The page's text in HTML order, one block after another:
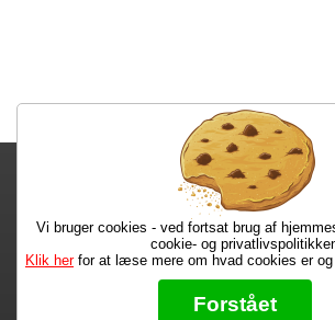
Fragtgebyret er DKK 59,95 • Fragtgebyret
DKK 299,00
Bestiller du nu, har du dine varer
Max 50 kr. Bøger til en 🐕
★★★★★
Læs hvad vores kunder siger om os
Vi bruger cookies - ved fortsat brug af
cookie- og
Klik herfor at læse mere om hvad cookies er og
Forstået